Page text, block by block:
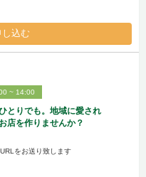
込む
~ 14:00
とりでも。地域に愛され
店を作りませんか？
をお送り致します